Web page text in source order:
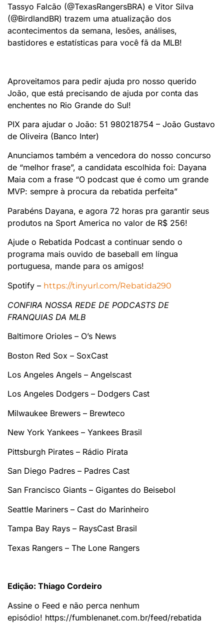
Tassyo Falcão (@TexasRangersBRA) e Vitor Silva
(@BirdlandBR) trazem uma atualização dos
acontecimentos da semana, lesões, análises,
bastidores e estatísticas para você fã da MLB!
Aproveitamos para pedir ajuda pro nosso querido
João, que está precisando de ajuda por conta das
enchentes no Rio Grande do Sul!
PIX para ajudar o João: 51 980218754 – João Gustavo
de Oliveira (Banco Inter)
Anunciamos também a vencedora do nosso concurso
de “melhor frase”, a candidata escolhida foi: Dayana
Maia com a frase “O podcast que é como um grande
MVP: sempre à procura da rebatida perfeita”
Parabéns Dayana, e agora 72 horas pra garantir seus
produtos na Sport America no valor de R$ 256!
Ajude o Rebatida Podcast a continuar sendo o
programa mais ouvido de baseball em língua
portuguesa, mande para os amigos!
Spotify – https://tinyurl.com/Rebatida290
CONFIRA NOSSA REDE DE PODCASTS DE
FRANQUIAS DA MLB
Baltimore Orioles – O’s News
Boston Red Sox – SoxCast
Los Angeles Angels – Angelscast
Los Angeles Dodgers – Dodgers Cast
Milwaukee Brewers – Brewteco
New York Yankees – Yankees Brasil
Pittsburgh Pirates – Rádio Pirata
San Diego Padres – Padres Cast
San Francisco Giants – Gigantes do Beisebol
Seattle Mariners – Cast do Marinheiro
Tampa Bay Rays – RaysCast Brasil
Texas Rangers – The Lone Rangers
Edição: Thiago Cordeiro
Assine o Feed e não perca nenhum
episódio! https://fumblenanet.com.br/feed/rebatida